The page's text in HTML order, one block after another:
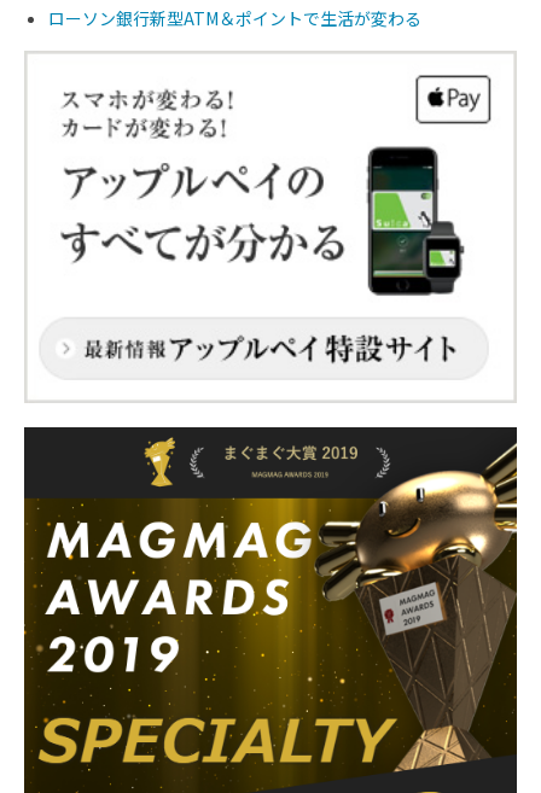
ローソン銀行新型ATM＆ポイントで生活が変わる